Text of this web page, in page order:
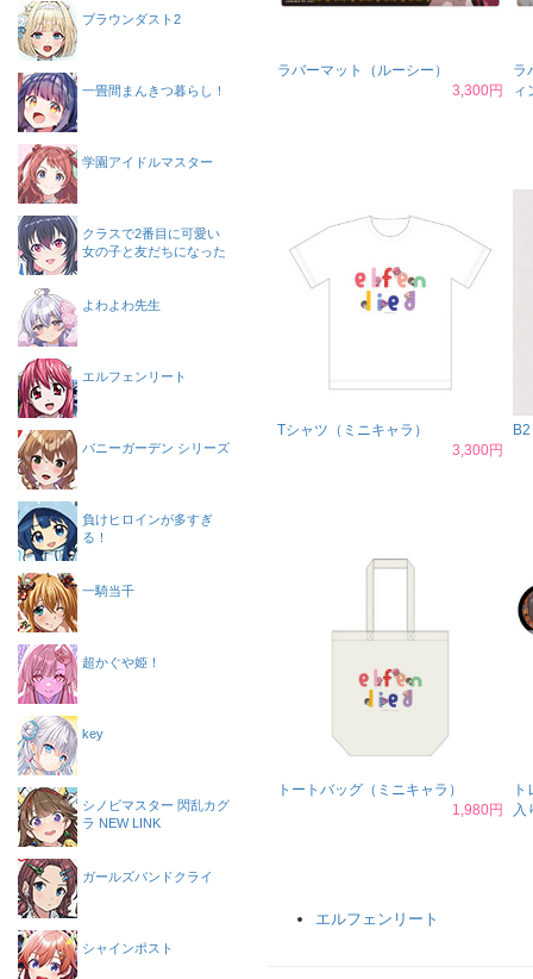
ラバーマット（ルーシー）
3,300円
ラ
ィ
Tシャツ（ミニキャラ）
3,300円
トートバッグ（ミニキャラ）
1,980円
入
エルフェンリート
ブラウンダスト2
一畳間まんきつ暮らし！
学園アイドルマスター
クラスで2番目に可愛い
女の子と友だちになった
よわよわ先生
エルフェンリート
バニーガーデン シリーズ
負けヒロインが多すぎ
る！
一騎当千
超かぐや姫！
key
シノビマスター 閃乱カグ
ラ NEW LINK
ガールズバンドクライ
シャインポスト